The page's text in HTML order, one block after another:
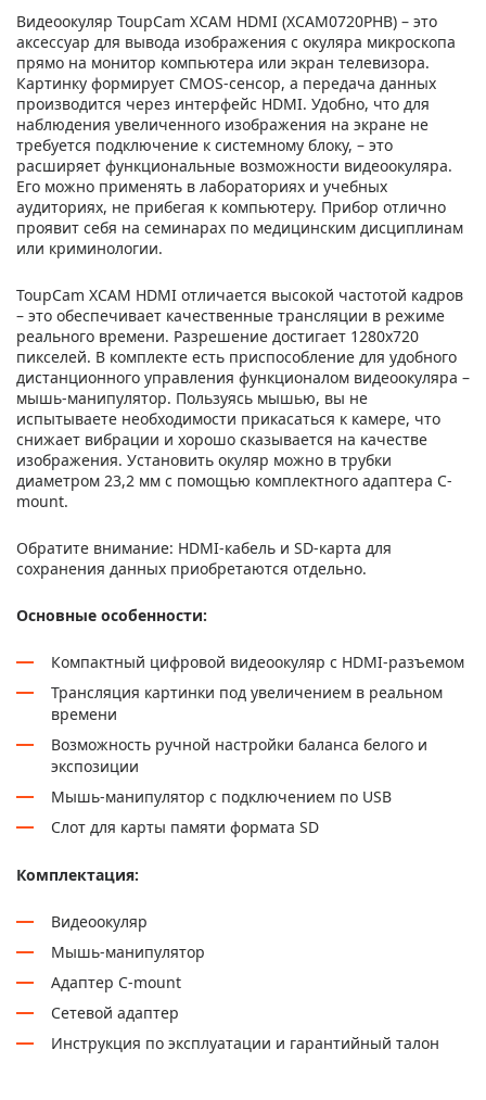
Видеоокуляр ToupCam XCAM HDMI (XCAM0720PHB) – это
аксессуар для вывода изображения с окуляра микроскопа
прямо на монитор компьютера или экран телевизора.
Картинку формирует CMOS-сенсор, а передача данных
производится через интерфейс HDMI. Удобно, что для
наблюдения увеличенного изображения на экране не
требуется подключение к системному блоку, – это
расширяет функциональные возможности видеоокуляра.
Его можно применять в лабораториях и учебных
аудиториях, не прибегая к компьютеру. Прибор отлично
проявит себя на семинарах по медицинским дисциплинам
или криминологии.
ToupCam XCAM HDMI отличается высокой частотой кадров
– это обеспечивает качественные трансляции в режиме
реального времени. Разрешение достигает 1280х720
пикселей. В комплекте есть приспособление для удобного
дистанционного управления функционалом видеоокуляра –
мышь-манипулятор. Пользуясь мышью, вы не
испытываете необходимости прикасаться к камере, что
снижает вибрации и хорошо сказывается на качестве
изображения. Установить окуляр можно в трубки
диаметром 23,2 мм с помощью комплектного адаптера C-
mount.
Обратите внимание: HDMI-кабель и SD-карта для
сохранения данных приобретаются отдельно.
Основные особенности:
Компактный цифровой видеоокуляр с HDMI-разъемом
Трансляция картинки под увеличением в реальном
времени
Возможность ручной настройки баланса белого и
экспозиции
Мышь-манипулятор с подключением по USB
Слот для карты памяти формата SD
Комплектация:
Видеоокуляр
Мышь-манипулятор
Адаптер C-mount
Сетевой адаптер
Инструкция по эксплуатации и гарантийный талон